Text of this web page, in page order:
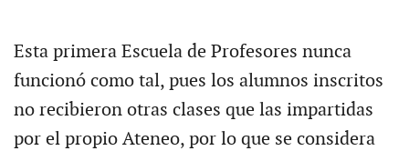
Esta primera Escuela de Profesores nunca
funcionó como tal, pues los alumnos inscritos
no recibieron otras clases que las impartidas
por el propio Ateneo, por lo que se considera